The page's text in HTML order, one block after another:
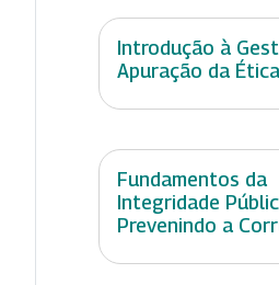
Introdução à
Apuração da
Fundamentos da
Integridade
Prevenindo a